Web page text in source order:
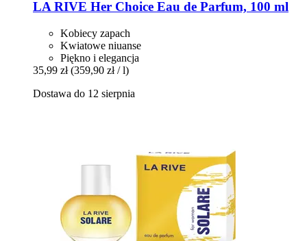
LA RIVE Her Choice Eau de Parfum, 100 ml
Kobiecy zapach
Kwiatowe niuanse
Piękno i elegancja
35,99 zł (359,90 zł / l)
Dostawa do 12 sierpnia